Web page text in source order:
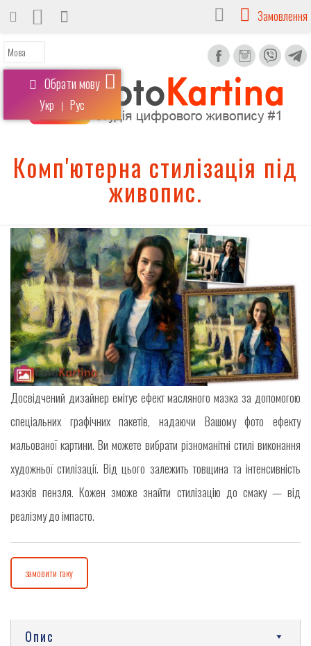
Обрати мову
Укр | Рус
Замовлення
Комп'ютерна стилізація під
живопис.
Досвідчений дизайнер емітує ефект масляного мазка за допомогою
спеціальних графічних пакетів, надаючи Вашому фото ефекту
мальованої картини. Ви можете вибрати різноманітні стилі виконання
художньої стилізації. Від цього залежить товщина та інтенсивність
мазків пензля. Кожен зможе знайти стилізацію до смаку — від
реалізму до імпасто.
замовити таку
Опис